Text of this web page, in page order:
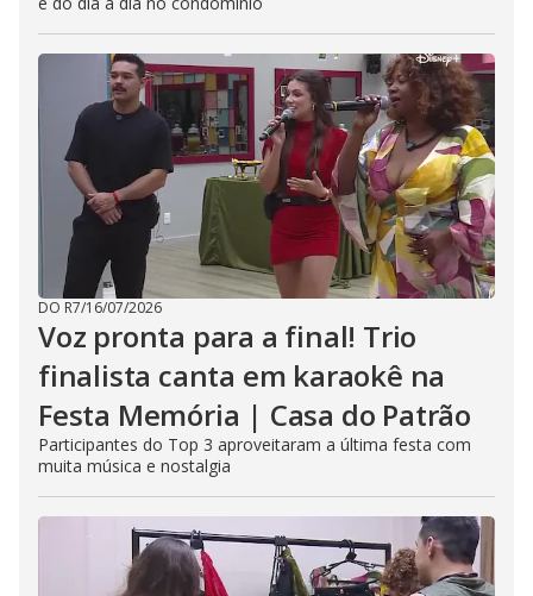
DO R7/16/07/2026
Voz pronta para a final! Trio
finalista canta em karaokê na
Festa Memória | Casa do Patrão
Participantes do Top 3 aproveitaram a última festa com
muita música e nostalgia